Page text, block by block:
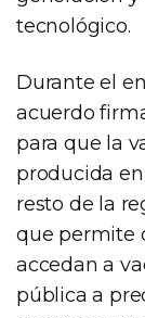
tecnológico.
Durante el
acuerdo
para que la
producida
resto de la
que permite
accedan a
pública a